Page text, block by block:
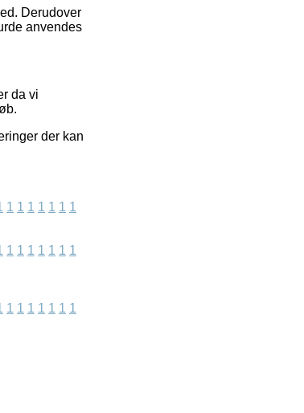
Derudover
anvendes
da vi
der kan
1 1 1 1 1 1 1
1 1 1 1 1 1 1
1 1 1 1 1 1 1